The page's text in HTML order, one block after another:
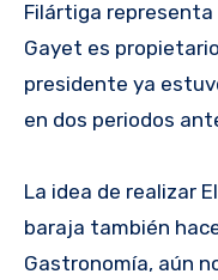
Filártiga
Gayet es
presidente ya
en dos periodos
La idea de realizar
baraja también
Gastronomía, aún